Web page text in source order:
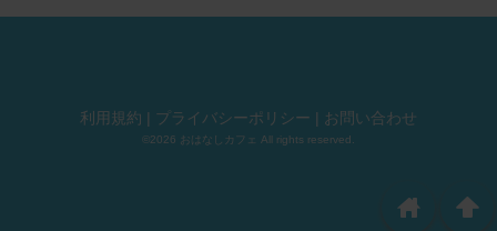
利用規約 | プライバシーポリシー | お問い合わせ
©2026 おはなしカフェ All rights reserved.
arrowup
home